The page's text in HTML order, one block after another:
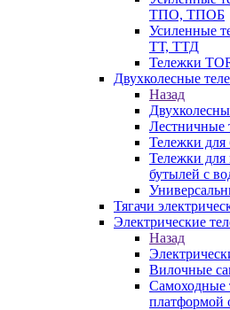
ТПО, ТПОБ
Усиленные
ТТ, ТТД
Тележки
Двухколесные
Назад
Лестничные
Тележки для
Тележки для
бутылей с
Тягачи
Электрические
Назад
Вилочные
Самоходные
платформой